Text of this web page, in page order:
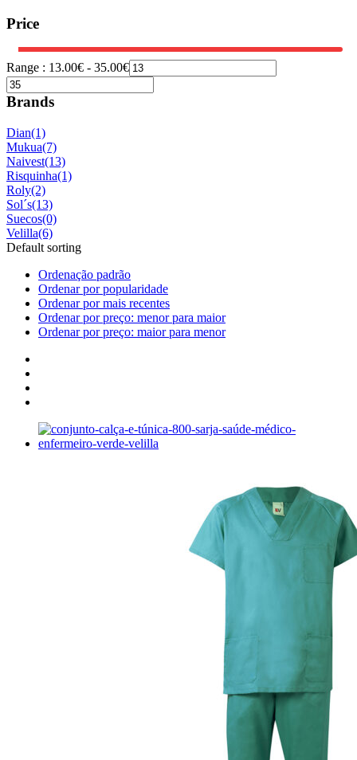
Price
Range : 13.00€ - 35.00€
Brands
Dian(1)
Mukua(7)
Naivest(13)
Risquinha(1)
Roly(2)
Sol´s(13)
Suecos(0)
Velilla(6)
Default sorting
Ordenação padrão
Ordenar por popularidade
Ordenar por mais recentes
Ordenar por preço: menor para maior
Ordenar por preço: maior para menor